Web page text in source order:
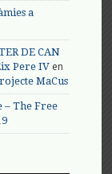
a
DE CAN
Pere IV en
MaCus
– The Free